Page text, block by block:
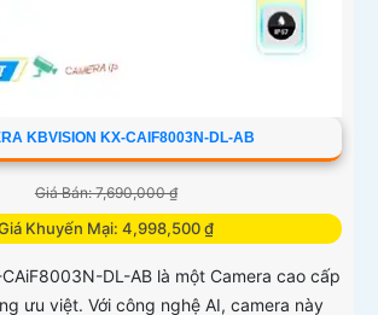
KBVISION KX-CAIF8003N-DL-AB
Giá Bán: 7,690,000 ₫
Khuyến Mại: 4,998,500 ₫
DL-AB là một Camera cao cấp
ưu việt. Với công nghệ AI, camera này